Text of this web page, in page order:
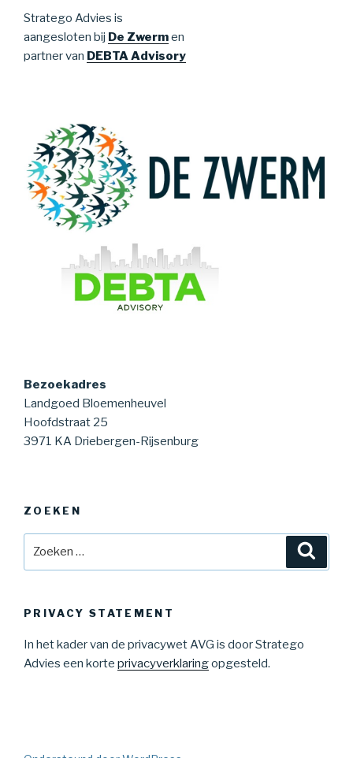
Stratego Advies is
aangesloten bij De Zwermen
partner van DEBTA Advisory
Bezoekadres
Landgoed Bloemenheuvel
Hoofdstraat 25
3971 KA Driebergen-Rijsenburg
ZOEKEN
PRIVACY STATEMENT
In het kader van de privacywet AVG is door Stratego
Advies een korte privacyverklaringopgesteld.